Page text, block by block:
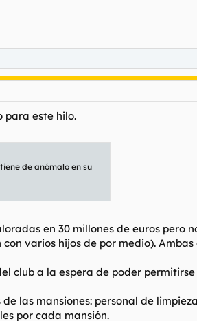
para este hilo.
de anómalo en su
en 30 millones de euros pero
varios hijos de por medio).
club a la espera de poder
las mansiones: personal de
por cada mansión.